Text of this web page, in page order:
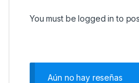
You must belogged in to
Aún no hay reseñas